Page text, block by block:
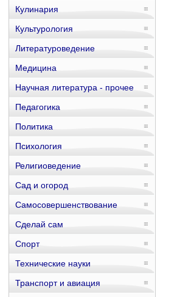
Кулинария
Культурология
Литературоведение
Медицина
Научная литература - прочее
Педагогика
Политика
Психология
Религиоведение
Сад и огород
Самосовершенствование
Сделай сам
Спорт
Технические науки
Транспорт и авиация